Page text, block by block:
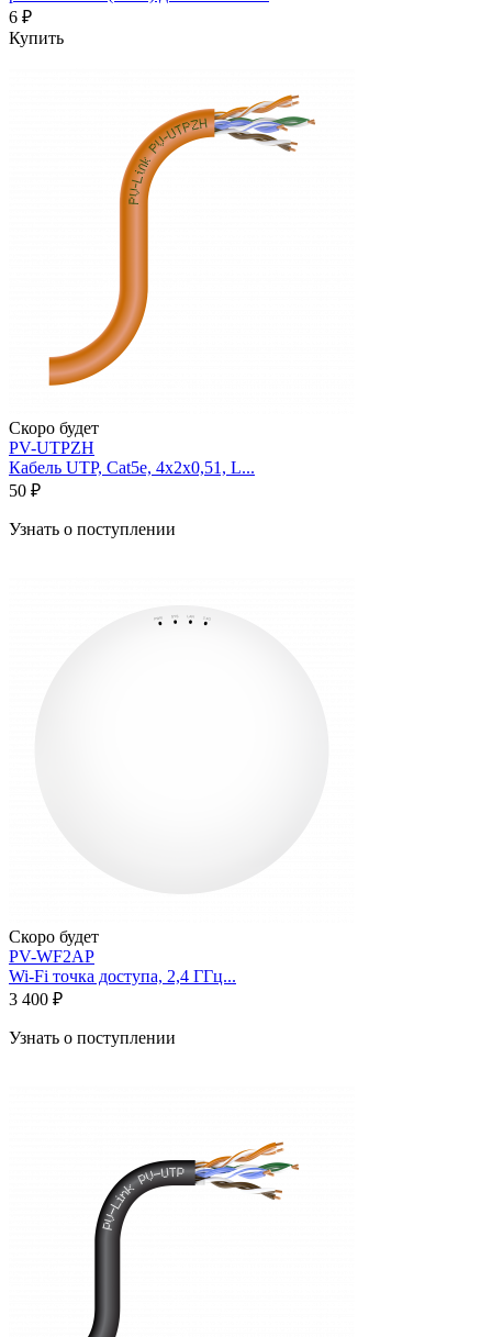
6 ₽
Купить
Скоро будет
PV-UTPZH
Кабель UTP, Cat5e, 4х2х0,51, L...
50 ₽
Узнать о поступлении
Скоро будет
PV-WF2AP
Wi-Fi точка доступа, 2,4 ГГц...
3 400 ₽
Узнать о поступлении